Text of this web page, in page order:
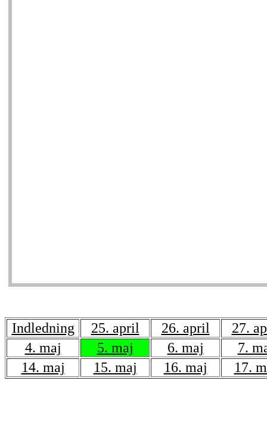
Indledning 25. april 26. april
27.
4. maj
5. maj 6. maj
7.
14. maj
15. maj 16. maj 17.